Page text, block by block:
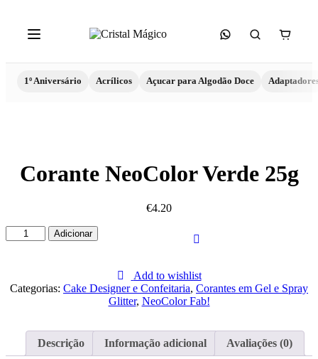
1º Aniversário Acrílicos Açucar para Algodão Doce
Corante NeoColor Verde 25g
€4.20
Quantidade
de
Verde
25g
Adicionar
Add to wishlist
Categorias: Cake Designer e Confeitaria, Corantes em Gel e Spray
Glitter, NeoColor Fab!
Descrição Informação adicional Avaliações (0)